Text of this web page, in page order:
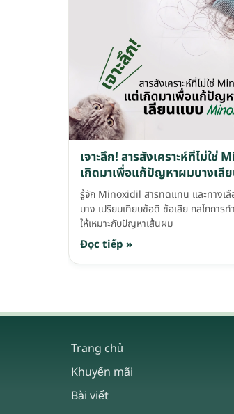
เจาะลึก! สารสังเคราะห์ที่ไม่ใช่
เกิดมาเพื่อแก้ปัญหาผมบางเลี
Minoxidil
รู้จัก Minoxidil สารทดแทน และทางเ
บาง เปรียบเทียบข้อดี ข้อเสีย กลไกการท
ให้เหมาะกับปัญหาเส้นผม
Đọc tiếp »
Trang chủ
Khuyến mãi
Bài viết